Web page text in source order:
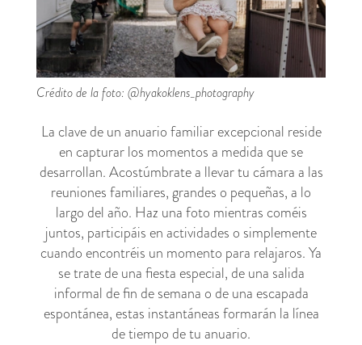
Crédito de la foto: @hyakoklens_photography
La clave de un anuario familiar excepcional reside
en capturar los momentos a medida que se
desarrollan. Acostúmbrate a llevar tu cámara a las
reuniones familiares, grandes o pequeñas, a lo
largo del año. Haz una foto mientras coméis
juntos, participáis en actividades o simplemente
cuando encontréis un momento para relajaros. Ya
se trate de una fiesta especial, de una salida
informal de fin de semana o de una escapada
espontánea, estas instantáneas formarán la línea
de tiempo de tu anuario.